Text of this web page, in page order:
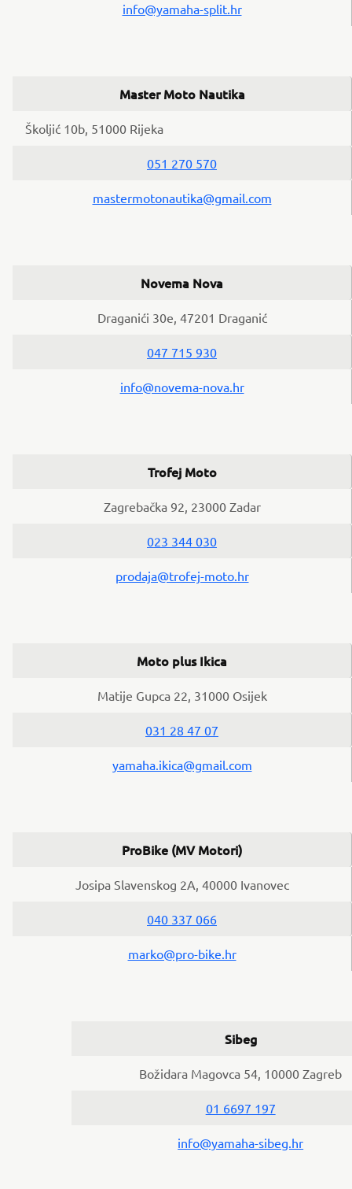
info@yamaha-split.hr
Master Moto Nautika
Školjić 10b, 51000 Rijeka
051 270 570
mastermotonautika@gmail.com
Novema Nova
Draganići 30e, 47201 Draganić
047 715 930
info@novema-nova.hr
Trofej Moto
Zagrebačka 92, 23000 Zadar
023 344 030
prodaja@trofej-moto.hr
Moto plus Ikica
Matije Gupca 22, 31000 Osijek
031 28 47 07
yamaha.ikica@gmail.com
ProBike (MV Motori)
Josipa Slavenskog 2A, 40000 Ivanovec
040 337 066
marko@pro-bike.hr
Sibeg
Božidara Magovca 54, 10000 Zagreb
01 6697 197
info@yamaha-sibeg.hr